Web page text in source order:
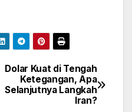
Dolar Kuat di Tengah
Ketegangan, Apa
Selanjutnya Langkah
Iran?